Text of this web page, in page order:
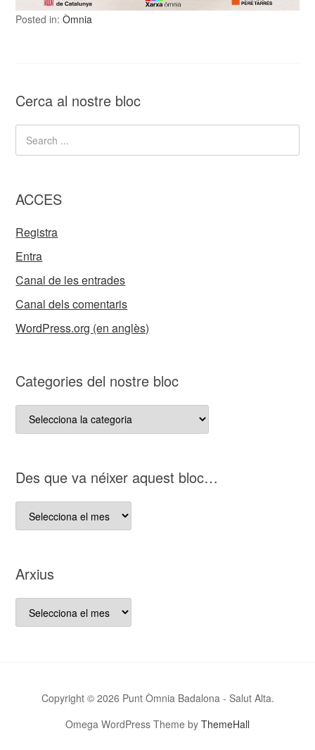
Posted in:Òmnia
Cerca al nostre bloc
ACCES
Registra
Entra
Canal de les entrades
Canal dels comentaris
WordPress.org (en anglès)
Categories del nostre bloc
Categories
del
D es que va néixer aquest bloc…
D es
que
aquest
bloc…
Arxius
Arxius
Copyright © 2026 Punt Òmnia Badalona - Salut Alta.
Omega WordPress Theme by ThemeHall